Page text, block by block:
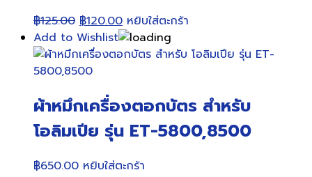
฿125.00 Original
price
was:
฿125.00.
฿120.00Current
price
is:
หยิบใส่ตะกร้า
Add to Wishlist
ผ้าหมึกเครื่องตอกบัตร สำหรับ
โอลิมเปีย รุ่น ET-5800,8500
฿650.00 หยิบใส่ตะกร้า